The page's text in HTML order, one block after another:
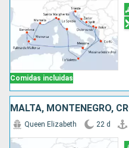
Comidas incluidas
Queen Elizabeth 22 d